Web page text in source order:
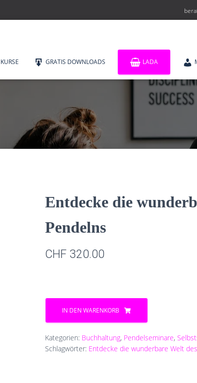
KURSE GRATIS DOWNLOADS LADA
Entdecke die
Pendelns
CHF 320.00
Entdecke
Welt
des
Pendelns
Menge
IN DEN WARENKORB
Kategorien: Buchhaltung, Pendelseminare,
Schlagwörter: Entdecke die wunderbare Welt